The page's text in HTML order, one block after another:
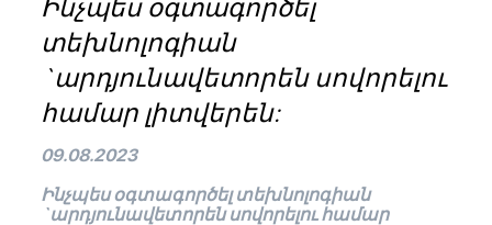
Ինչպես օգտագործել
տեխնոլոգիան
`արդյունավետորեն սովորելու
համար լիտվերեն:
09.08.2023
Ինչպես օգտագործել տեխնոլոգիան
`արդյունավետորեն սովորելու համար